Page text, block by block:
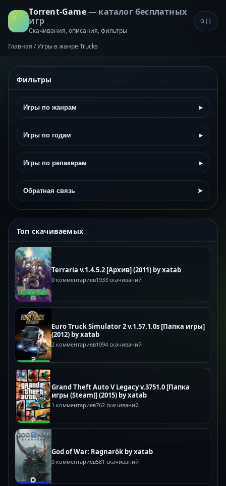
Torrent-Game— каталог бесплатных
игр
Скачивания, описания, фильтры
Главная / Игры в жанре Trucks
Фильтры
Игры по жанрам ▸
Игры по годам ▸
Игры по репакерам ▸
Обратная связь ➤
Топ скачиваемых
Terraria v.1.4.5.2 [Архив] (2011) by xatab
0 комментариев1933 скачиваний
Euro Truck Simulator 2 v.1.57.1.0s [Папка игры]
(2012) by xatab
2 комментариев1094 скачиваний
Grand Theft Auto V Legacy v.3751.0 [Папка
игры (Steam)] (2015) by xatab
1 комментариев762 скачиваний
God of War: Ragnarök by xatab
0 комментариев581 скачиваний